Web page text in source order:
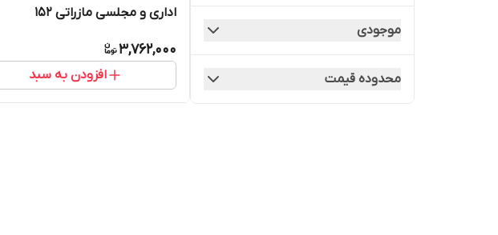
موجودی
محدوده قیمت
اداری و مجلسی مازراتی ۱۵۲
3,762,000
افزودن به سبد